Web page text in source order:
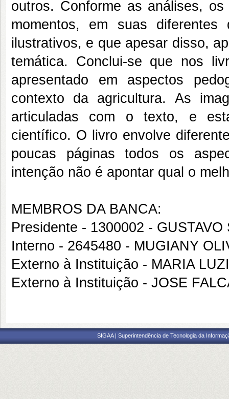
outros. Conforme as análises,
momentos, em suas diferentes
ilustrativos, e que apesar disso,
temática. Conclui-se que nos
apresentado em aspectos
contexto da agricultura. As
articuladas com o texto, e
científico. O livro envolve
poucas páginas todos os
intenção não é apontar qual o
MEMBROS DA BANCA:
Presidente - 1300002 -
Interno - 2645480 - MUGIANY
Externo à Instituição - MARIA
Externo à Instituição - JOSE
SIGAA | Superintendência de Tecnologia da